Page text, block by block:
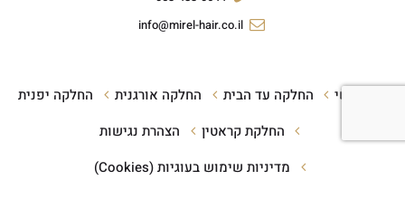
info@mirel-hair.co.il
ראשי החלקה עד הבית החלקה אורגנית
החלקה יפנית
החלקת קראטין
הצהרת נגישות
מדיניות שימוש בעוגיות (Cookies)